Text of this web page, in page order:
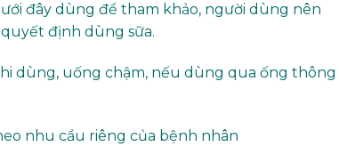
đây dùng để tham khảo, người dùng nên
định dùng sữa.
dùng, uống chậm, nếu dùng qua ống thông
nhu cầu riêng của bệnh nhân